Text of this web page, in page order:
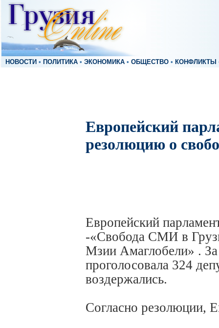
НОВОСТИ • ПОЛИТИКА • ЭКОНОМИКА • ОБЩЕСТВО • КОНФЛИКТЫ
Европейский
резолюцию о
Европейский
-«Свобода СМИ в
Мзии Амаглобели» .
проголосовала 324
воздержались.
Согласно резолюции,